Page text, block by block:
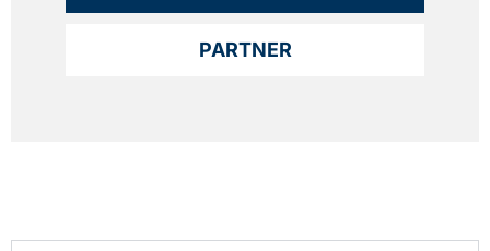
PARTNER